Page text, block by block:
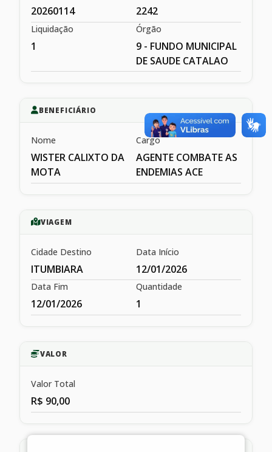
20260114 2242
Liquidação
1
Órgão
9 - FUNDO MUNICIPAL
DE SAUDE CATALAO
BENEFICIÁRIO
Nome
WISTER CALIXTO DA
MOTA
Cargo
AGENTE COMBATE AS
ENDEMIAS ACE
VIAGEM
Cidade Destino
ITUMBIARA
Data Início
12/01/2026
Data Fim
12/01/2026
Quantidade
1
VALOR
Valor Total
R$ 90,00